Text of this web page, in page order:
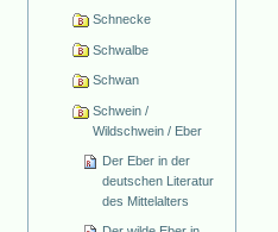
Schnecke
Schwalbe
Schwan
Schwein /
Wildschwein / Eber
Der Eber in der
deutschen Literatur
des Mittelalters